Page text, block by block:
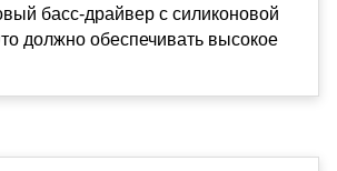
басс-драйвер с силиконовой
должно обеспечивать высокое